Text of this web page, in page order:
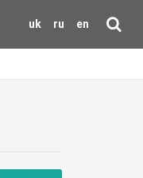
uk ru en